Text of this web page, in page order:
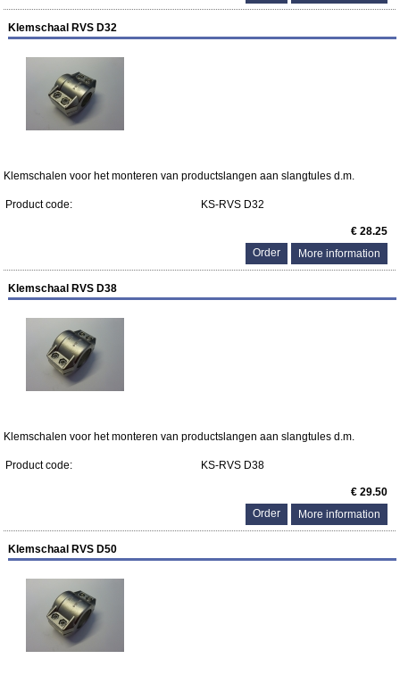
Klemschaal RVS D32
Klemschalen voor het monteren van productslangen aan slangtules d.m.
Product code: KS-RVS D32
€ 28.25
More information
Klemschaal RVS D38
Klemschalen voor het monteren van productslangen aan slangtules d.m.
Product code: KS-RVS D38
€ 29.50
More information
Klemschaal RVS D50